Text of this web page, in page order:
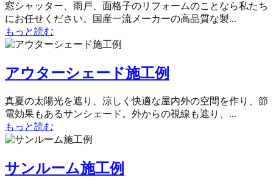
窓シャッター、雨戸、面格子のリフォームのことなら私たち
にお任せください。国産一流メーカーの高品質な製...
もっと読む
アウターシェード施工例
真夏の太陽光を遮り、涼しく快適な屋内外の空間を作り、節
電効果もあるサンシェード。外からの視線も遮り、...
もっと読む
サンルーム施工例